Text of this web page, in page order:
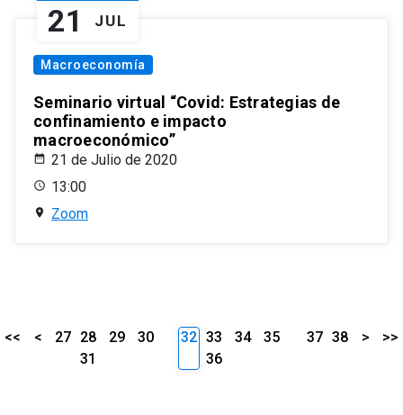
21 JUL
Macroeconomía
Seminario virtual “Covid: Estrategias de
confinamiento e impacto
macroeconómico”
21 de Julio de 2020
13:00
Zoom
<< < 27 28 29
30
31
32 33 34
35
36
37 38 > >>